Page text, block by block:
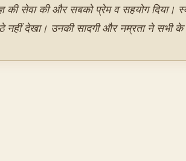
सेवा की और सबको प्रेम व सहयोग दिया।
नहीं देखा। उनकी सादगी और नम्रता ने सभी